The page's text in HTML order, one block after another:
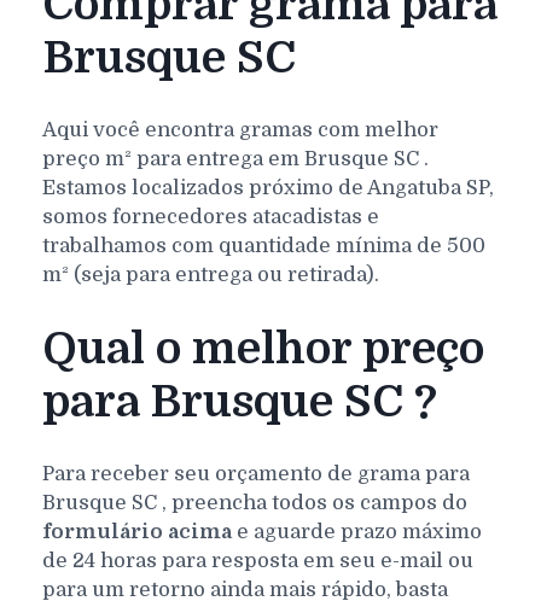
Brusque SC
Aqui você encontra gramas com melhor
preço m² para entrega em Brusque SC .
Estamos localizados próximo de Angatuba SP,
somos fornecedores atacadistas e
trabalhamos com quantidade mínima de 500
m² (seja para entrega ou retirada).
Qual o melhor preço
para Brusque SC ?
Para receber seu orçamento de grama para
Brusque SC , preencha todos os campos do
formulário acima e aguarde prazo máximo
de 24 horas para resposta em seu e-mail ou
para um retorno ainda mais rápido, basta